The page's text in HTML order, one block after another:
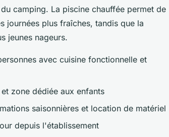
camping. La piscine chauffée permet de
journées plus fraîches, tandis que la
jeunes nageurs.
avec cuisine fonctionnelle et
zone dédiée aux enfants
saisonnières et location de matériel
depuis l'établissement